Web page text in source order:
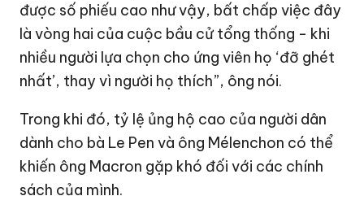
được số phiếu cao như vậy, bất chấp việc đây
là vòng hai của cuộc bầu cử tổng thống - khi
nhiều người lựa chọn cho ứng viên họ ‘đỡ ghét
nhất’, thay vì người họ thích”, ông nói.
Trong khi đó, tỷ lệ ủng hộ cao của người dân
dành cho bà Le Pen và ông Mélenchon có thể
khiến ông Macron gặp khó đối với các chính
sách của mình.